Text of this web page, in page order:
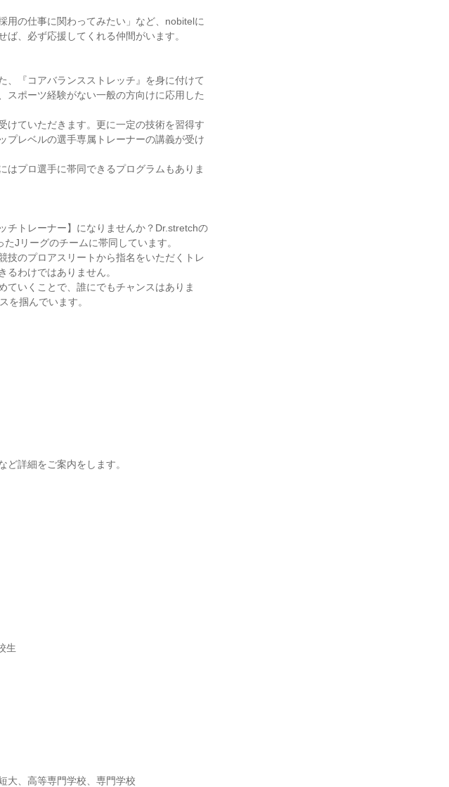
用の仕事に関わってみたい」など、nobitelに
、必ず応援してくれる仲間がいます。
、『コアバランスストレッチ』を身に付けて
スポーツ経験がない一般の方向けに応用した
けていただきます。更に一定の技術を習得す
プレベルの選手専属トレーナーの講義が受け
はプロ選手に帯同できるプログラムもありま
チトレーナー】になりませんか？Dr.stretchの
Jリーグのチームに帯同しています。
技のプロアスリートから指名をいただくトレ
わけではありません。
ていくことで、誰にでもチャンスはありま
を掴んでいます。
詳細をご案内をします。
生
大、高等専門学校、専門学校